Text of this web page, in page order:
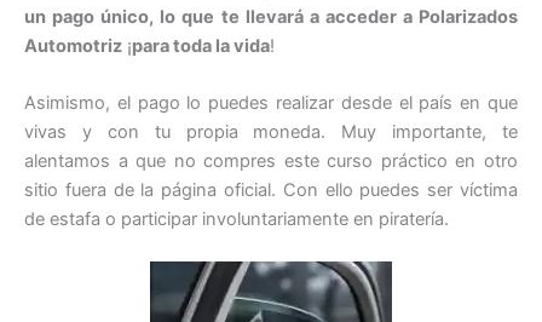
un pago único, lo que te llevará a acceder a Polarizados
Automotriz ¡para toda la vida!
Asimismo, el pago lo puedes realizar desde el país en que
vivas y con tu propia moneda. Muy importante, te
alentamos a que no compres este curso práctico en otro
sitio fuera de la página oficial. Con ello puedes ser víctima
de estafa o participar involuntariamente en piratería.